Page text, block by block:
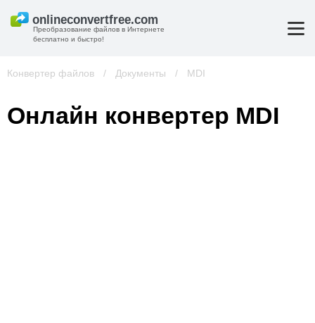
Преобразование файлов в Интернете
бесплатно и быстро!
Конвертер файлов / Документы / MDI
Онлайн конвертер MDI